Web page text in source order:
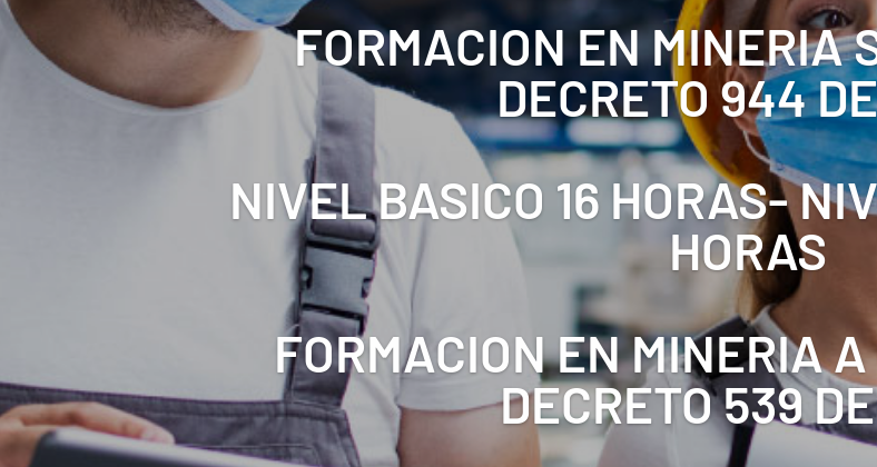
FORMACION EN MINERIA
DECRETO 944
NIVEL BASICO 16 HORAS-
HORAS
FORMACION EN MINERIA
DECRETO 539